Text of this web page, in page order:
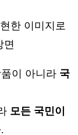
이 아니라 국
모든 국민이